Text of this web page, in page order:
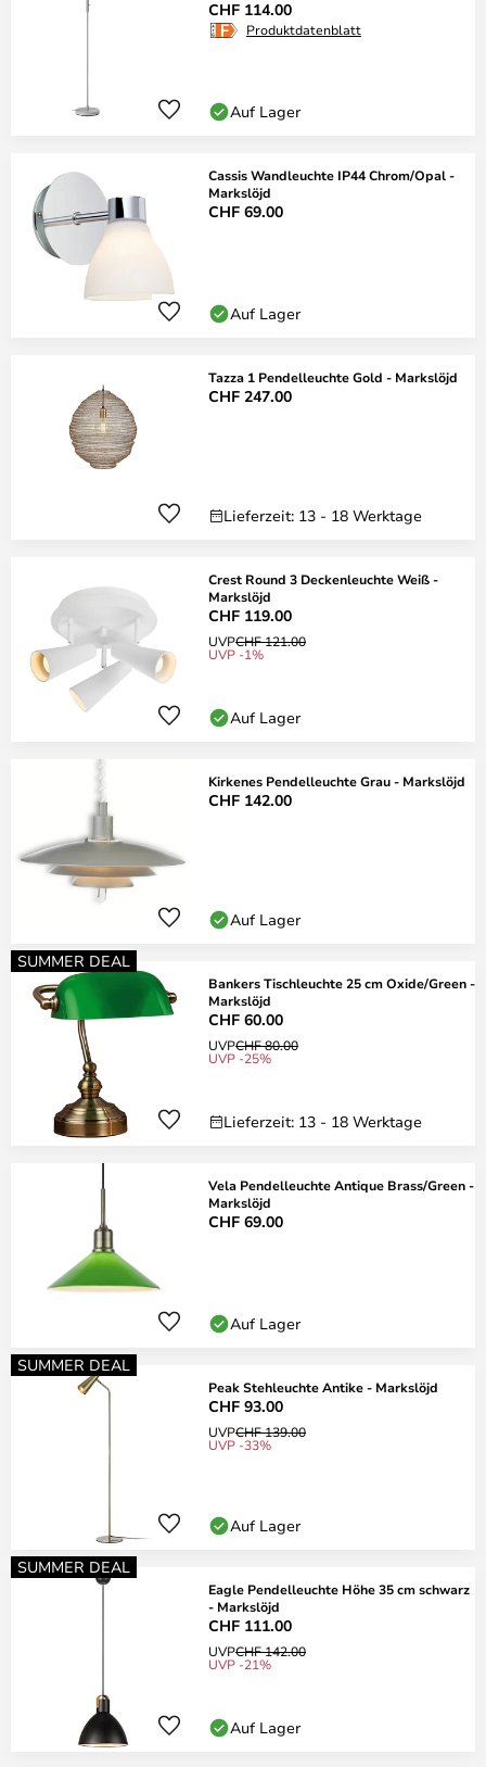
CHF 114.00
Produktdatenblatt
Auf Lager
Cassis Wandleuchte IP44 Chrom/Opal -
Markslöjd
CHF 69.00
Auf Lager
Tazza 1 Pendelleuchte Gold - Markslöjd
CHF 247.00
Lieferzeit: 13 - 18 Werktage
Crest Round 3 Deckenleuchte Weiß -
Markslöjd
CHF 119.00
UVPCHF 121.00
UVP -1%
Auf Lager
Kirkenes Pendelleuchte Grau - Markslöjd
CHF 142.00
Auf Lager
SUMMER DEAL
Bankers Tischleuchte 25 cm Oxide/Green -
Markslöjd
CHF 60.00
UVPCHF 80.00
UVP -25%
Lieferzeit: 13 - 18 Werktage
Vela Pendelleuchte Antique Brass/Green -
Markslöjd
CHF 69.00
Auf Lager
SUMMER DEAL
Peak Stehleuchte Antike - Markslöjd
CHF 93.00
UVPCHF 139.00
UVP -33%
Auf Lager
SUMMER DEAL
Eagle Pendelleuchte Höhe 35 cm schwarz
- Markslöjd
CHF 111.00
UVPCHF 142.00
UVP -21%
Auf Lager